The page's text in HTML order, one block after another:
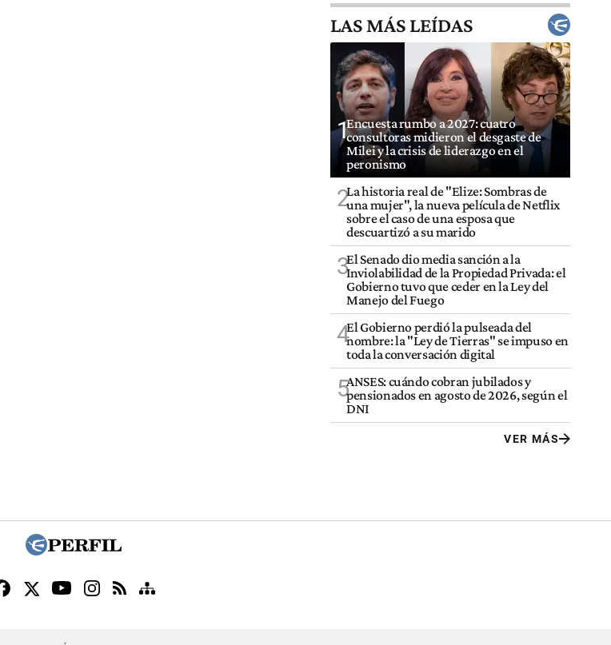
LAS MÁS LEÍDAS
1Encuesta rumbo a 2027: cuatro
consultoras midieron el desgaste de
Milei y la crisis de liderazgo en el
peronismo
2La historia real de "Elize: Sombras de
una mujer", la nueva película de Netflix
sobre el caso de una esposa que
descuartizó a su marido
3El Senado dio media sanción a la
Inviolabilidad de la Propiedad Privada: el
Gobierno tuvo que ceder en la Ley del
Manejo del Fuego
4El Gobierno perdió la pulseada del
nombre: la "Ley de Tierras" se impuso en
toda la conversación digital
5ANSES: cuándo cobran jubilados y
pensionados en agosto de 2026, según el
DNI
VER MÁS